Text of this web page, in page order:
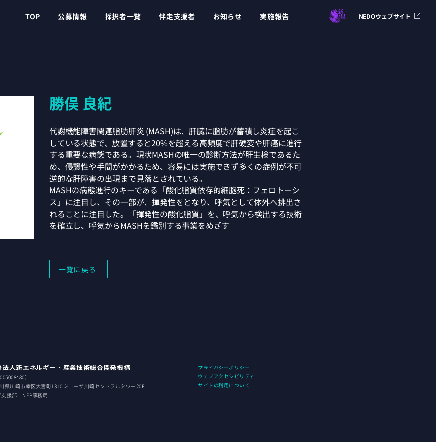
TOP 公募情報 採択者一覧 伴走支援者 お知らせ 実施報告 NEDOウェブサイト
勝俣 良紀
代謝機能障害関連脂肪肝炎 (MASH)は、肝臓に脂肪が蓄積し炎症を起こ
している状態で、放置すると20%を超える高頻度で肝硬変や肝癌に進行
する重要な病態である。現状MASHの唯一の診断方法が肝生検であるた
め、侵襲性や手間がかかるため、容易には実施できず多くの症例が不可
逆的な肝障害の出現まで見落とされている。
MASHの病態進行のキーである「酸化脂質依存的細胞死：フェロトーシ
ス」に注目し、その一部が、揮発性をとなり、呼気として体外へ排出さ
れることに注目した。「揮発性の酸化脂質」を、呼気から検出する技術
を確立し、呼気からMASHを鑑別する事業をめざす
一覧に戻る
法人新エネルギー・産業技術総合開発機構
）
県川崎市幸区大宮町1310 ミューザ川崎セントラルタワー20F
支援部 NEP事務局
プライバシーポ リシー
ウェブアクセシビリ ティ
サイトの利用について